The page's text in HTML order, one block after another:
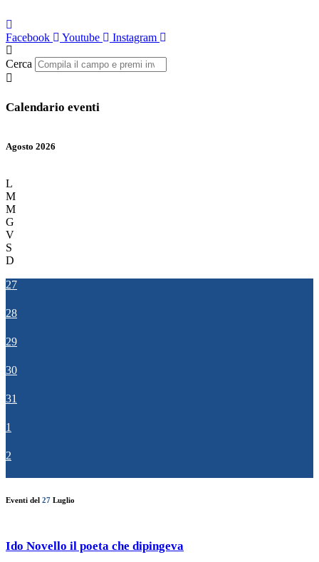
Facebook Youtube Instagram
Cerca
Calendario eventi
Agosto 2026
L
M
M
G
V
S
D
27
28
29
30
31
1
2
Eventi del 27 Luglio
Ido Novello il poeta che dipingeva